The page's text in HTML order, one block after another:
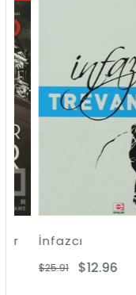
İnfazcı
$12.96
$25.91